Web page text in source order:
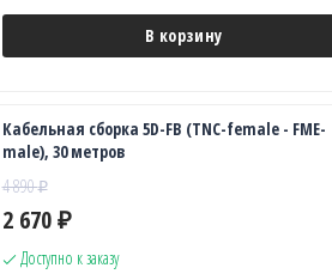
В корзину
Кабельная сборка 5D-FB (TNC-female - FME-
male), 30 метров
4 890₽
2 670 ₽
Доступно к заказу